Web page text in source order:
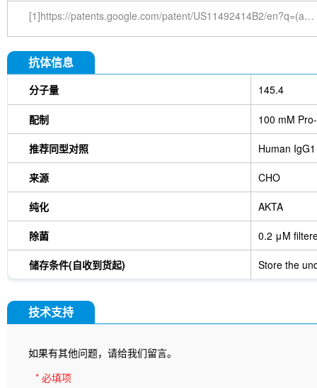
[1]https://patents.google.com/patent/US11492414B2/en?q=(anti-ERG)&assignee=Jackson+Foundation&oq=Jackson+Foundation++anti-ERG
抗体信息
分子量 145.4
配制 100 mM
推荐同型对照 Human IgG1
来源 CHO
纯化 AKTA
除菌 0.2 μM
储存条件(自收到货起) Store the
技术支持
如果有其他问题，请给我们留言。
* 必填项